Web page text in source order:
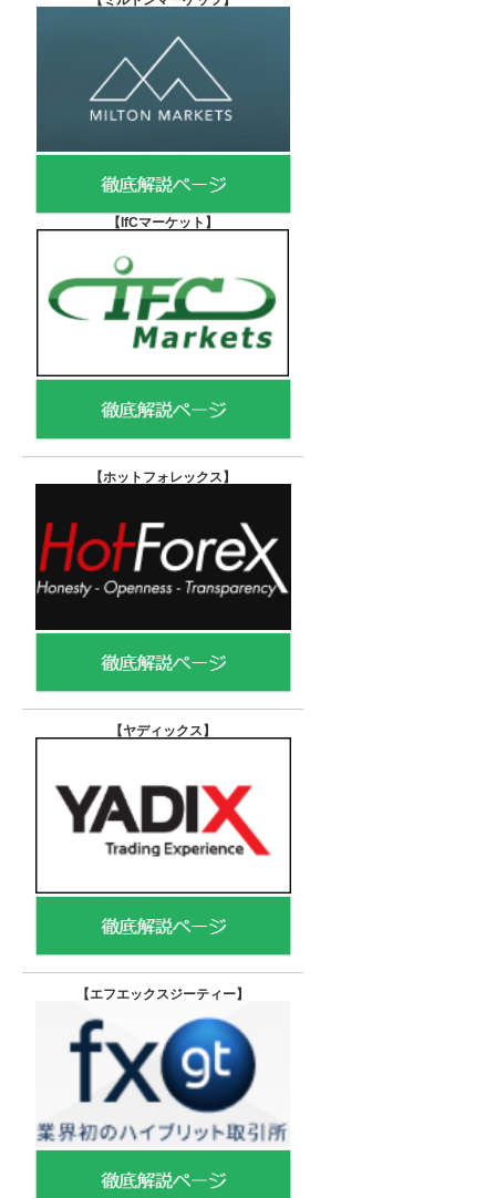
【IfCマーケット 】
【ホットフォレックス 】
【ヤディックス 】
【エフエックスジーティー】